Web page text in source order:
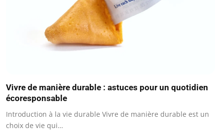
Vivre de manière durable : astuces pour un quotidien
écoresponsable
Introduction à la vie durable Vivre de manière durable est un
choix de vie qui…